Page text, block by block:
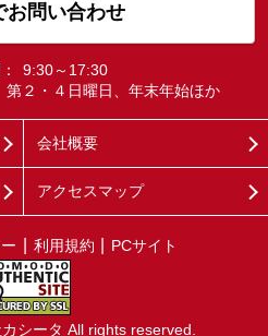
お問い合わせ
9:30～17:30
第２・４日曜日、年末年始ほか
会社概要
アクセスマップ
利用規約 PCサイト
シータ All rights reserved.